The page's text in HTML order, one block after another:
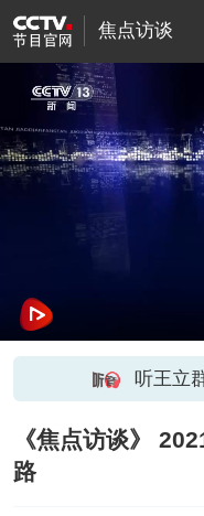
焦点访谈
听王立
《焦点访谈》
路